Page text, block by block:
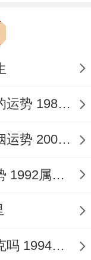
神生助。暗
火皆猛烈，
与消耗，这
进行的大宗
财富积累，
其秀气，亦
1986年虎女在2026年的每月的运势 1986年虎女在2026年12月运势
2000年属龙女2026一月份婚姻运势 2000年属龙女2026每月运程
1992属猴男的2026的全年运势 1992属猴男的最佳婚配
1994年属狗跟2026属马的相克吗 1994年属狗跟1996年属鼠配吗